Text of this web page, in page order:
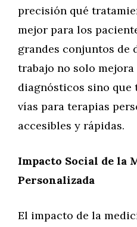
precisión qué
mejor para los
grandes conjuntos de
trabajo no solo
diagnósticos sino que
vías para terapias
accesibles y rápidas.
Impacto Social de la
Personalizada
El impacto de la